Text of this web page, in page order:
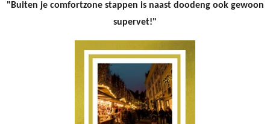
"Buiten je comfortzone stappen is naast doodeng ook gewoon
supervet!"